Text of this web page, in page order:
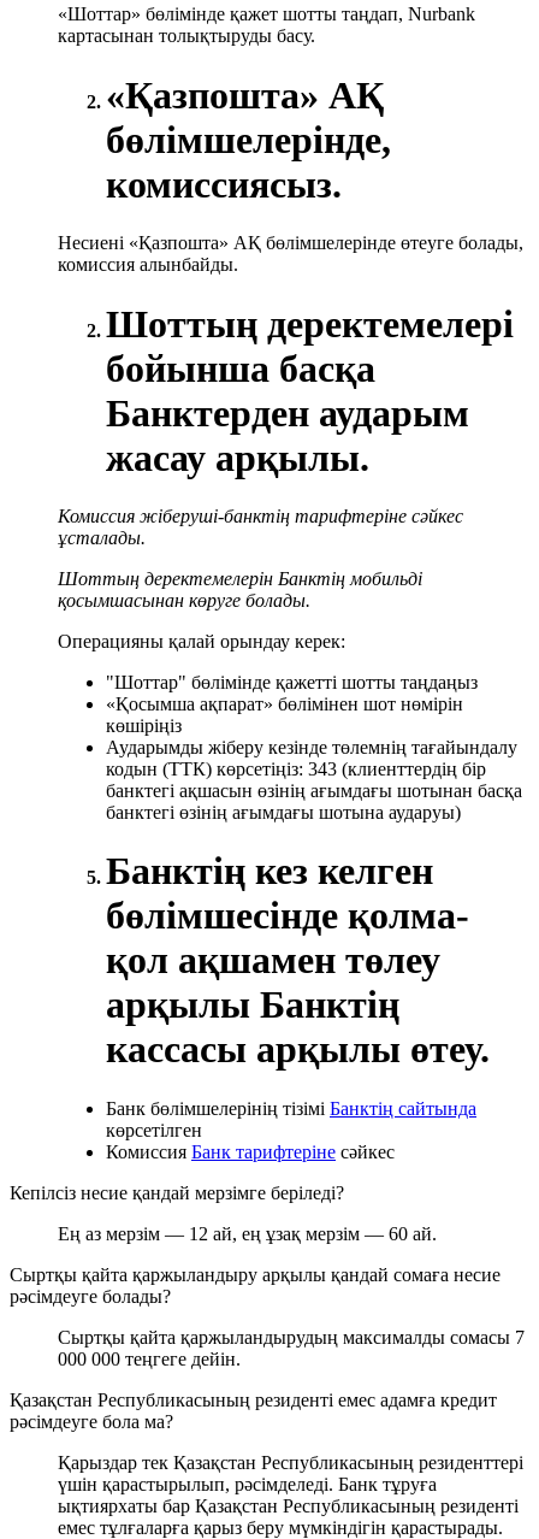
«Шоттар» бөлімінде қажет шотты таңдап, Nurbank
картасынан толықтыруды басу.
«Қазпошта» АҚ
бөлімшелерінде,
комиссиясыз.
Несиені «Қазпошта» АҚ бөлімшелерінде өтеуге болады,
комиссия алынбайды.
Шоттың деректемелері
бойынша басқа
Банктерден аударым
жасау арқылы.
Комиссия жіберуші-банктің тарифтеріне сәйкес
ұсталады.
Шоттың деректемелерін Банктің мобильді
қосымшасынан көруге болады.
Операцияны қалай орындау керек:
"Шоттар" бөлімінде қажетті шотты таңдаңыз
«Қосымша ақпарат» бөлімінен шот нөмірін
көшіріңіз
Аударымды жіберу кезінде төлемнің тағайындалу
кодын (ТТК) көрсетіңіз: 343 (клиенттердің бір
банктегі ақшасын өзінің ағымдағы шотынан басқа
банктегі өзінің ағымдағы шотына аударуы)
Банктің кез келген
бөлімшесінде қолма-
қол ақшамен төлеу
арқылы Банктің
кассасы арқылы өтеу.
Банк бөлімшелерінің тізімі Банктің сайтында
көрсетілген
Комиссия Банк тарифтеріне сәйкес
Кепілсіз несие қандай мерзімге беріледі?
Ең аз мерзім — 12 ай, ең ұзақ мерзім — 60 ай.
Сыртқы қайта қаржыландыру арқылы қандай сомаға несие
рәсімдеуге болады?
Сыртқы қайта қаржыландырудың максималды сомасы 7
000 000 теңгеге дейін.
Қазақстан Республикасының резиденті емес адамға кредит
рәсімдеуге бола ма?
Қарыздар тек Қазақстан Республикасының резиденттері
үшін қарастырылып, рәсімделеді. Банк тұруға
ықтиярхаты бар Қазақстан Республикасының резиденті
емес тұлғаларға қарыз беру мүмкіндігін қарастырады.